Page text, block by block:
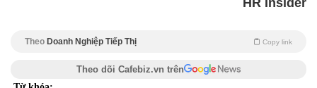
Theo Doanh Nghiệp Tiếp Thị Copy link
Theo dõi Cafebiz.vn trên